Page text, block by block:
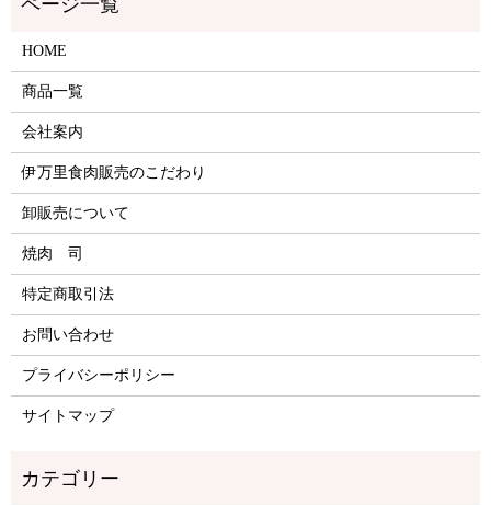
HOME
商品一覧
会社案内
伊万里食肉販売のこだわり
卸販売について
焼肉 司
特定商取引法
お問い合わせ
プライバシーポリシー
サイトマップ